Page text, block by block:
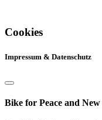
Cookies
Impressum & Datenschutz
Bike for Peace and New